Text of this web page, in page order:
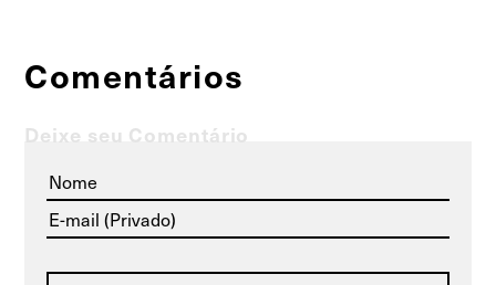
Comentários
Deixe seu Comentário